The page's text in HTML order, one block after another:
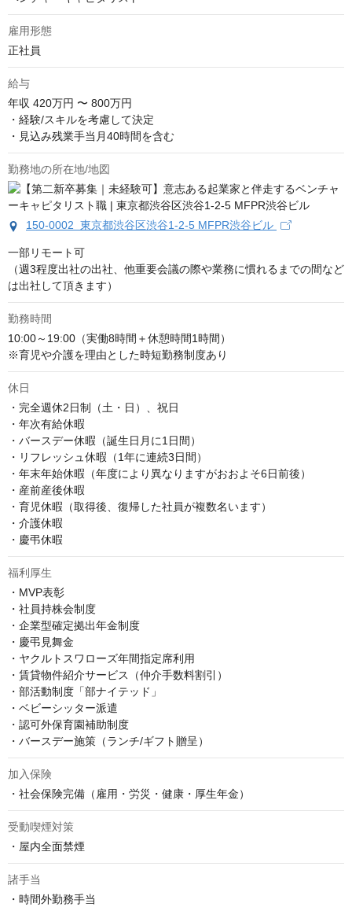
雇用形態
正社員
給与
年収 420万円 〜 800万円
・経験/スキルを考慮して決定
・見込み残業手当月40時間を含む
勤務地の所在地/地図
150-0002 東京都渋谷区渋谷1-2-5 MFPR渋谷ビル
一部リモート可
（週3程度出社の出社、他重要会議の際や業務に慣れるまでの間など
は出社して頂きます）
勤務時間
10:00～19:00（実働8時間＋休憩時間1時間）
※育児や介護を理由とした時短勤務制度あり
休日
・完全週休2日制（土・日）、祝日
・年次有給休暇
・バースデー休暇（誕生日月に1日間）
・リフレッシュ休暇（1年に連続3日間）
・年末年始休暇（年度により異なりますがおおよそ6日前後）
・産前産後休暇
・育児休暇（取得後、復帰した社員が複数名います）
・介護休暇
・慶弔休暇
福利厚生
・MVP表彰
・社員持株会制度
・企業型確定拠出年金制度
・慶弔見舞金
・ヤクルトスワローズ年間指定席利用
・賃貸物件紹介サービス（仲介手数料割引）
・部活動制度「部ナイテッド」
・ベビーシッター派遣
・認可外保育園補助制度
・バースデー施策（ランチ/ギフト贈呈）
加入保険
・社会保険完備（雇用・労災・健康・厚生年金）
受動喫煙対策
・屋内全面禁煙
諸手当
・時間外勤務手当